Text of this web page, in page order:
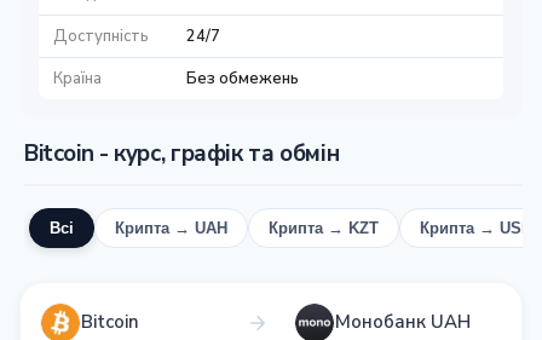
Доступність
24/7
Країна
Без обмежень
Bitcoin - курс, графік та обмін
Всі Крипта → UAH Крипта → KZT Крипта → USD
Bitcoin Монобанк UAH